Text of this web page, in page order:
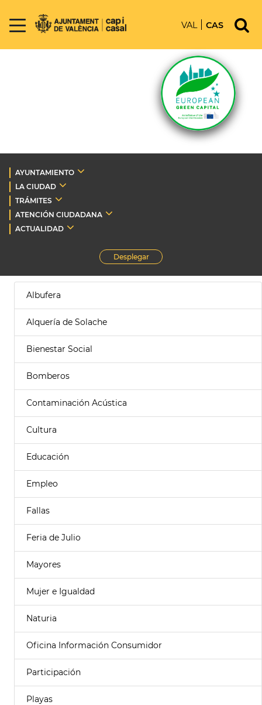
VAL CAS
AYUNTAMIENTO
LA CIUDAD
TRÁMITES
ATENCIÓN CIUDADANA
ACTUALIDAD
Desplegar
Albufera
Alquería de Solache
Bienestar Social
Bomberos
Contaminación Acústica
Cultura
Educación
Empleo
Fallas
Feria de Julio
Mayores
Mujer e Igualdad
Naturia
Oficina Información Consumidor
Participación
Playas